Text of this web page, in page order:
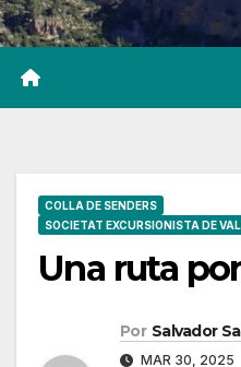
COLLA DE SENDERS
SOCIETAT EXCURSIONISTA DE
Una ruta
Por Salvador
MAR 30, 2025